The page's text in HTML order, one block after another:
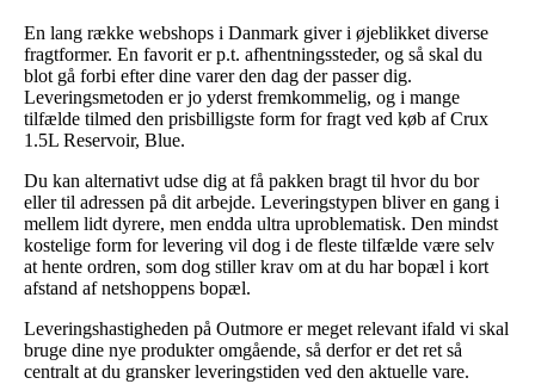
En lang række webshops i Danmark giver i øjeblikket diverse
fragtformer. En favorit er p.t. afhentningssteder, og så skal du
blot gå forbi efter dine varer den dag der passer dig.
Leveringsmetoden er jo yderst fremkommelig, og i mange
tilfælde tilmed den prisbilligste form for fragt ved køb af Crux
1.5L Reservoir, Blue.
Du kan alternativt udse dig at få pakken bragt til hvor du bor
eller til adressen på dit arbejde. Leveringstypen bliver en gang i
mellem lidt dyrere, men endda ultra uproblematisk. Den mindst
kostelige form for levering vil dog i de fleste tilfælde være selv
at hente ordren, som dog stiller krav om at du har bopæl i kort
afstand af netshoppens bopæl.
Leveringshastigheden på Outmore er meget relevant ifald vi skal
bruge dine nye produkter omgående, så derfor er det ret så
centralt at du gransker leveringstiden ved den aktuelle vare.